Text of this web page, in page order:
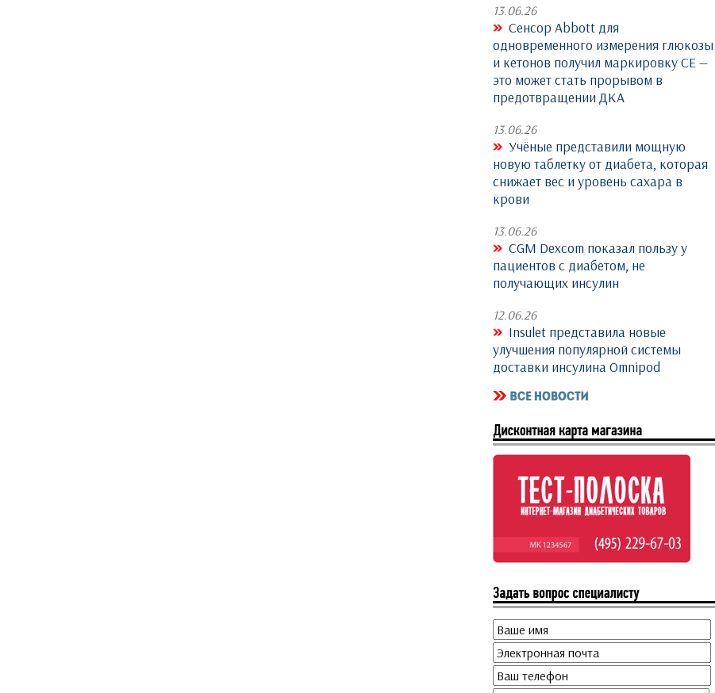
13.06.26
Сенсор Abbott для
одновременного измерения глюкозы
и кетонов получил маркировку CE —
это может стать прорывом в
предотвращении ДКА
13.06.26
Учёные представили мощную
новую таблетку от диабета, которая
снижает вес и уровень сахара в
крови
13.06.26
CGM Dexcom показал пользу у
пациентов с диабетом, не
получающих инсулин
12.06.26
Insulet представила новые
улучшения популярной системы
доставки инсулина Omnipod